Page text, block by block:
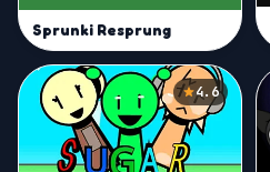
Sprunki Resprung
4.6